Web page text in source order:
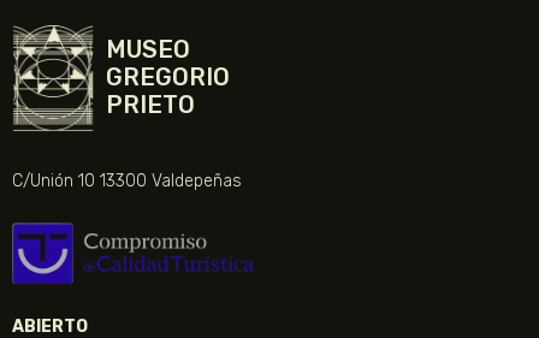
MUSEO
GREGORIO
PRIETO
C/Unión 10 13300 Valdepeñas
ABIERTO